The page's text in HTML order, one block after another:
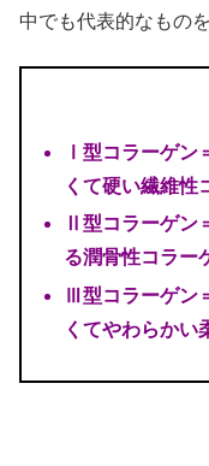
中でも代表的なもの
Ⅰ型コラーゲン
くて硬い繊維性
Ⅱ型コラーゲン
る潤骨性コラー
Ⅲ型コラーゲン
くてやわらかい